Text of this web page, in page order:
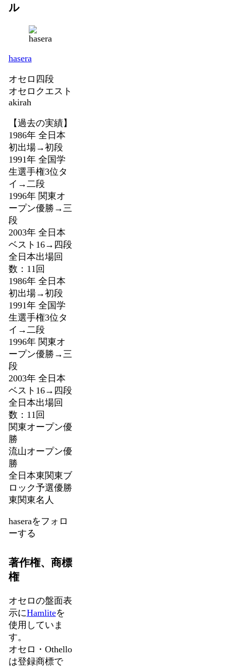
ル
hasera
オセロ四段
オセロクエスト
akirah
【過去の実績】
1986年 全日本
初出場→初段
1991年 全国学
生選手権3位タ
イ→二段
1996年 関東オ
ープン優勝→三
段
2003年 全日本
ベスト16→四段
全日本出場回
数：11回
1986年 全日本
初出場→初段
1991年 全国学
生選手権3位タ
イ→二段
1996年 関東オ
ープン優勝→三
段
2003年 全日本
ベスト16→四段
全日本出場回
数：11回
関東オープン優
勝
流山オープン優
勝
全日本東関東ブ
ロック予選優勝
東関東名人
haseraをフォロ
ーする
著作権、商標
権
オセロの盤面表
示にHamliteを
使用していま
す。
オセロ・Othello
は登録商標で